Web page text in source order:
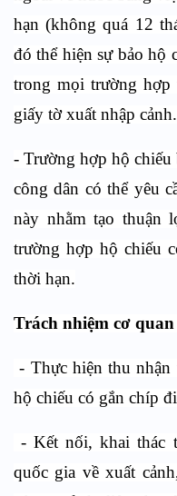
hạn (không quá 12
đó thể hiện sự bảo hộ
trong mọi trường hợp
giấy tờ xuất nhập cảnh.
- Trường hợp hộ
công dân có thể yêu
này nhằm tạo thuận
trường hợp hộ chiếu
thời hạn.
Trách nhiệm cơ
- Thực hiện thu nhận
hộ chiếu có gắn chíp
- Kết nối, khai thác
quốc gia về xuất